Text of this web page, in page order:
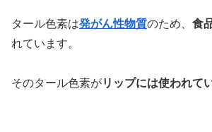
タール色素は発がん性物質のため、 食
れています。
そのタール色素がリップには使われて